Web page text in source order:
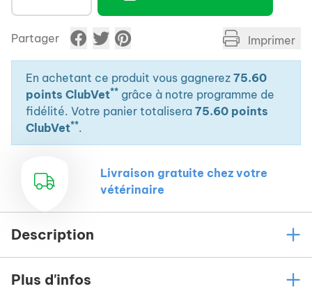
Partager Imprimer
En achetant ce produit vous gagnerez 75.60
points ClubVet** grâce à notre programme de
fidélité. Votre panier totalisera 75.60 points
ClubVet**.
Livraison gratuite chez votre
vétérinaire
Description
Plus d'infos